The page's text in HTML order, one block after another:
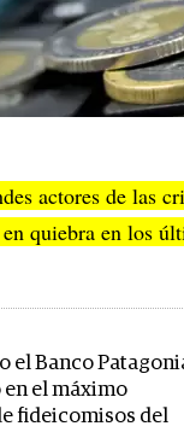
actores de las
quiebra en los
el Banco
el máximo
fideicomisos del